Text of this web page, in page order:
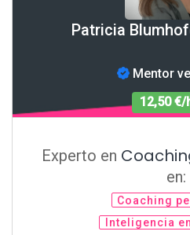
Patricia
Mentor
12,50 €/
Experto en
en:
Coaching
Inteligencia